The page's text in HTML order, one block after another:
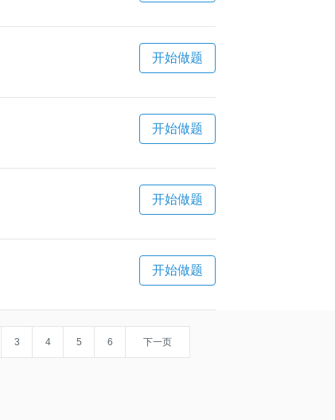
开始做题
开始做题
开始做题
开始做题
3 4 5 6 下一页